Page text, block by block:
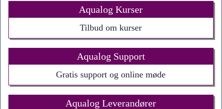
Aqualog Kurser
Tilbud om kurser
Aqualog Support
Gratis support og online møde
Aqualog Leverandører